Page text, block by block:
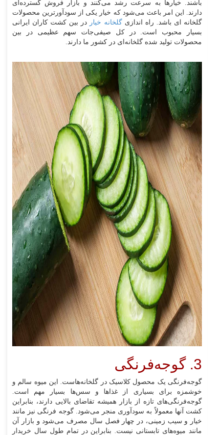
باشند. خیارها به سرعت رشد می‌کنند و بازار فروش گسترده‌ای
دارند. این امر باعث می‌شود که خیار یکی از سودآورترین محصولات
گلخانه ای باشد. راه اندازیگلخانه خیار در بین کشت‌ کاران ایرانی
بسیار محبوب است. در کل صیفی‌جات سهم عظیمی در بین
محصولات تولید شده گلخانه‌ای در کشور ما دارند.
3. گوجه‌فرنگی
گوجه‌فرنگی یک محصول کلاسیک در گلخانه‌هاست. این میوه سالم و
خوشمزه برای بسیاری از غذاها و سس‌ها بسیار مهم است.
گوجه‌فرنگی‌های تازه از بازار همیشه تقاضای بالایی دارند، بنابراین
کشت آنها معمولاً به سودآوری منجر می‌شود. گوجه فرنگی نیز مانند
خیار و سیب زمینی، در چهار فصل سال مصرف می‌شود و بازار آن
مانند میوه‌های تابستانی نیست. بنابراین در تمام طول سال خریدار